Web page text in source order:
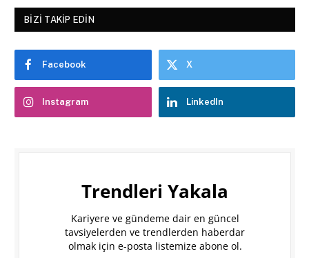
BIZI TAKIP EDIN
Facebook X
Instagram LinkedIn
Trendleri Yakala
Kariyere ve gündeme dair en güncel
tavsiyelerden ve trendlerden haberdar
olmak için e-posta listemize abone ol.